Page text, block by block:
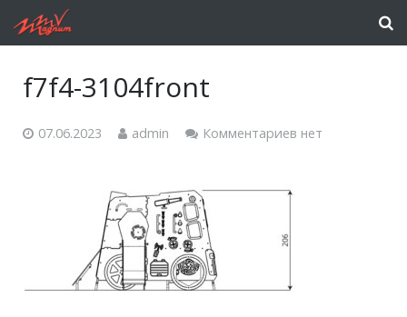
f7f4-3104front
07.06.2023 admin Комментариев нет